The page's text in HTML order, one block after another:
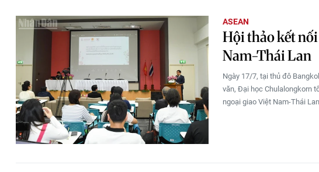
ASEAN
Hội thảo kết
Nam-Thái Lan
Ngày 17/7, tại thủ đô
văn, Đại học Chulalongkorn
ngoại giao Việt Nam-Thái